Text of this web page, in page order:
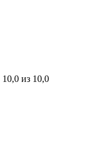
10,0 из 10,0